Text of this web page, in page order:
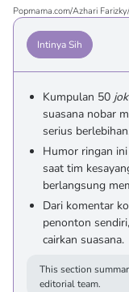
Popmama.com/Azhari
Intinya Sih
Kumpulan 50
suasana nobar
serius
Humor ringan
saat tim
berlangsung
Dari komentar
penonton
cairkan suasana.
This section
editorial team.